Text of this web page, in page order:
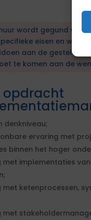
wordt gegund via
eisen en
aan de gestelde
te komen aan de
opdracht
denkniveau;
ervaring met
binnen het hoger
implementaties
ketenprocessen,